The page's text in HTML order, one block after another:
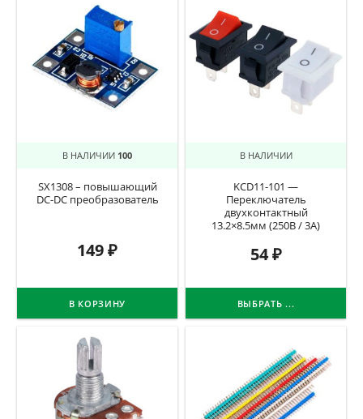
В НАЛИЧИИ 100
SX1308 – повышающий
DC-DC преобразователь
149₽
В КОРЗИНУ
В НАЛИЧИИ
KCD11-101 —
Переключатель
двухконтактный
13.2×8.5мм (250В / 3А)
54₽
ВЫБРАТЬ ...